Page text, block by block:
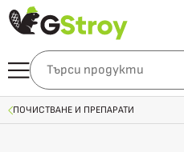
ПОЧИСТВАНЕ И ПРЕПАРАТИ